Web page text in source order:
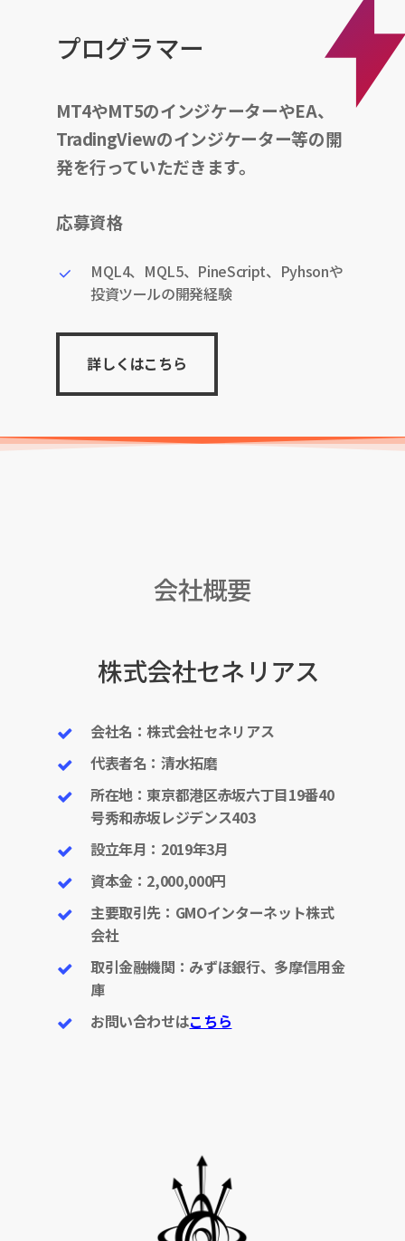
プログラマー
MT4やMT5のインジケーターやEA、
TradingViewのインジケーター等の開
発を行っていただきます。
応募資格
MQL4、MQL5、PineScript、Pyhsonや
投資ツールの開発経験
詳しくはこちら
詳しくはこちら
会社概要
株式会社セネリアス
会社名：株式会社セネリアス
代表者名：清水拓磨
所在地：東京都港区赤坂六丁目19番40
号秀和赤坂レジデンス403
設立年月：2019年3月
資本金：2,000,000円
主要取引先：GMOインターネット株式
会社
取引金融機関：みずほ銀行、多摩信用金
庫
お問い合わせはこちら